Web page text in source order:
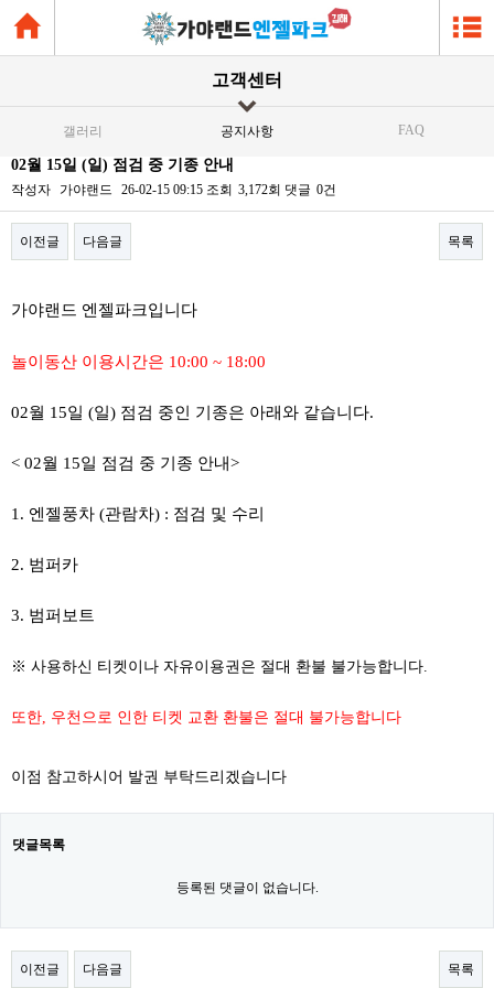
고객센터
갤러리 공지사항 FAQ
02월 15일 (일) 점검 중 기종 안내
작성자 가야랜드 26-02-15 09:15 조회 3,172회 댓글 0건
이전글 다음글 목록
가야랜드 엔젤파크입니다
놀이동산 이용시간은 10:00 ~ 18:00
02월 15일 (일) 점검 중인 기종은 아래와 같습니다.
< 02월 15일 점검 중 기종 안내>
1. 엔젤풍차 (관람차) : 점검 및 수리
2. 범퍼카
3. 범퍼보트
※ 사용하신 티켓이나 자유이용권은 절대 환불 불가능합니다.
또한, 우천으로 인한 티켓 교환 환불은 절대 불가능합니다
이점 참고하시어 발권 부탁드리겠습니다
댓글목록
등록된 댓글이 없습니다.
이전글 다음글 목록